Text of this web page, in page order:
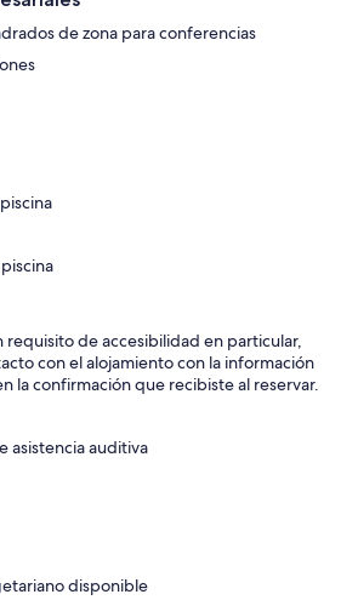
de zona para conferencias
requisito de accesibilidad en particular,
con el alojamiento con la información
la confirmación que recibiste al reservar.
asistencia auditiva
disponible